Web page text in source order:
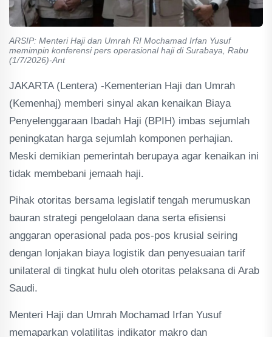
ARSIP: Menteri Haji dan Umrah RI Mochamad Irfan Yusuf
memimpin konferensi pers operasional haji di Surabaya, Rabu
(1/7/2026)-Ant
JAKARTA (Lentera) -Kementerian Haji dan Umrah
(Kemenhaj) memberi sinyal akan kenaikan Biaya
Penyelenggaraan Ibadah Haji (BPIH) imbas sejumlah
peningkatan harga sejumlah komponen perhajian.
Meski demikian pemerintah berupaya agar kenaikan ini
tidak membebani jemaah haji.
Pihak otoritas bersama legislatif tengah merumuskan
bauran strategi pengelolaan dana serta efisiensi
anggaran operasional pada pos-pos krusial seiring
dengan lonjakan biaya logistik dan penyesuaian tarif
unilateral di tingkat hulu oleh otoritas pelaksana di Arab
Saudi.
Menteri Haji dan Umrah Mochamad Irfan Yusuf
memaparkan volatilitas indikator makro dan